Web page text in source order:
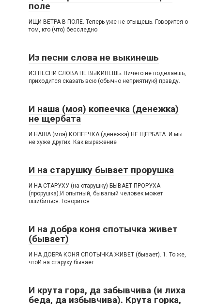
поле
ИЩИ ВЕТРА В ПОЛЕ. Теперь уже не отыщешь. Говорится о
том, кто (что) бесследно
Из песни слова не выкинешь
ИЗ ПЕСНИ СЛОВА НЕ ВЫКИНЕШЬ. Ничего не поделаешь,
приходится сказать всю (обычно неприятную) правду.
И наша (моя) копеечка (денежка)
не щербата
И НАША (моя) КОПЕЕЧКА (денежка) НЕ ЩЕРБАТА. И мы
не хуже других. Как выражение
И на старушку бывает прорушка
И НА СТАРУХУ (на старушку) БЫВАЕТ ПРОРУХА
(прорушка).И опытный, бывалый человек может
ошибиться. Говорится
И на добра коня спотычка живет
(бывает)
И НА ДОБРА КОНЯ СПОТЫЧКА ЖИВЕТ (бывает). 1. То же,
чтоИ на старуху бывает
И крута гора, да забывчива (и лиха
беда, да избывчива). Крута горка,